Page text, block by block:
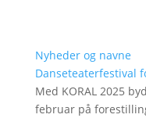
Nyheder og navne
Danseteaterfestival
Med KORAL 2025
februar på